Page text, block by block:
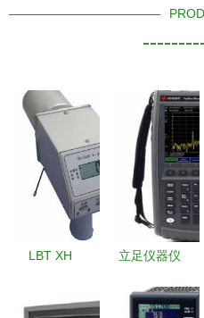
LBT XH
级X/γ剂量
立足仪器仪
威时代科技